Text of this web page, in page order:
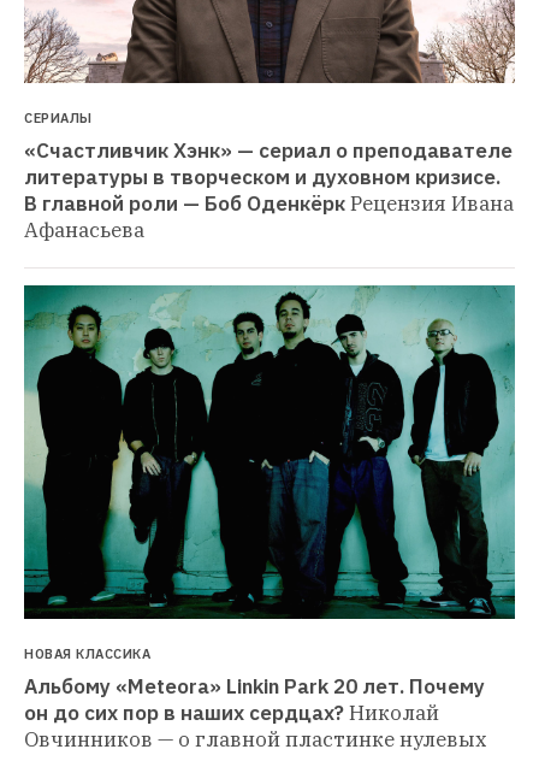
СЕРИАЛЫ
«Счастливчик Хэнк» — сериал о преподавателе
литературы в творческом и духовном кризисе.
В главной роли — Боб ОденкёркРецензия Ивана
Афанасьева
НОВАЯ КЛАССИКА
Альбому «Meteora» Linkin Park 20 лет. Почему
он до сих пор в наших сердцах?Николай
Овчинников — о главной пластинке нулевых